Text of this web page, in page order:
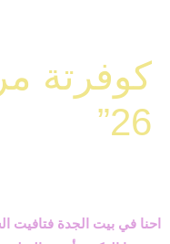
كوفرتة
26”
احنا في بيت الجدة فتافيت